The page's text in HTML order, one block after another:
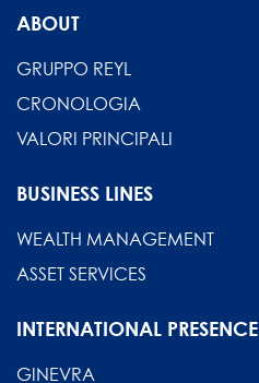
ABOUT
GRUPPO REYL
CRONOLOGIA
VALORI PRINCIPALI
BUSINESS LINES
WEALTH MANAGEMENT
ASSET SERVICES
INTERNATIONAL PRESENCE
GINEVRA